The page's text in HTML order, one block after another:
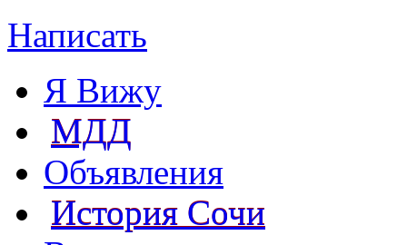
Написать
Я Вижу
МДД
Объявления
История Сочи